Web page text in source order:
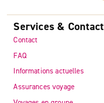
Services & Contact
Contact
FAQ
Informations actuelles
Assurances voyage